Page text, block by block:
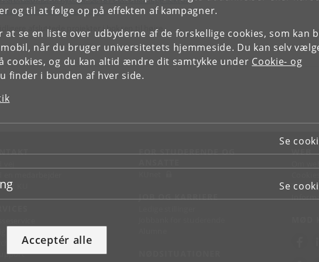
og til at følge op på effekten af kampagner.
at se en liste over udbyderne af de forskellige cookies, som kan
når du bruger universitetets hjemmeside. Du kan selv
cookies, og du kan altid ændre dit samtykke under Cookie- og
finder i bunden af hver side.
Se
Se
Acceptér alle
i danske virksomheder
tidligere afsluttede projekter i boksen til højre.
KU
FOR STUDERENDE OG
JOB OG KARRIERE
WEB